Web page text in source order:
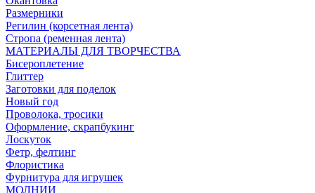
Размерники
Регилин (корсетная лента)
Стропа (ременная лента)
МАТЕРИАЛЫ ДЛЯ ТВОРЧЕСТВА
Бисероплетение
Глиттер
Заготовки для поделок
Новый год
Проволока, тросики
Оформление, скрапбукинг
Лоскуток
Фетр, фелтинг
Флористика
Фурнитура для игрушек
МОЛНИИ